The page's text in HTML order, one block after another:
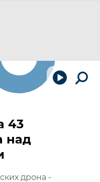
43
над
дрона -